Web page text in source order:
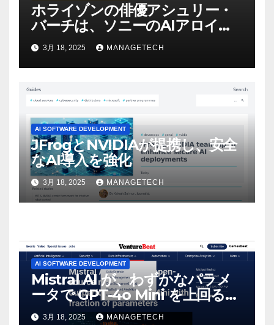
ホライゾンの俳優アシュリー・
バーチは、ソニーのAIアロイの
ビデオを見て「ゲームパフォー
マンスという芸術形式に不安を
感じた」と語る – IGN
3月 18, 2025 MANAGETECH
AI SOFTWARE DEVELOPMENT
JFrogとNVIDIAが提携し、安全
なAI導入を強化
3月 18, 2025 MANAGETECH
AI SOFTWARE DEVELOPMENT
Mistral AI が、わずかなパラメ
ータで GPT-4o Mini を上回る新
しいオープンソース モデルをリ
3月 18, 2025 MANAGETECH